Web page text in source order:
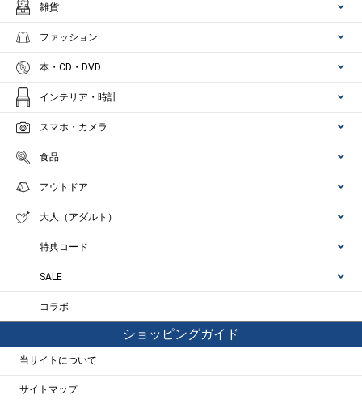
雑貨
ファッション
本・CD・DVD
インテリア・時計
スマホ・カメラ
食品
アウトドア
大人（アダルト）
特典コード
SALE
コラボ
ショッピングガイド
当サイトについて
サイトマップ